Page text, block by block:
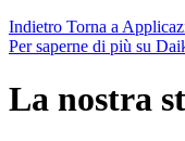
Indietro Torna a
Per saperne di più su
La nostra